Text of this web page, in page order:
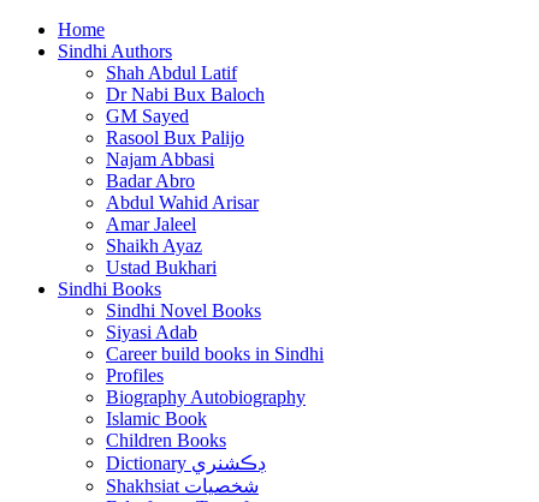
Home
Sindhi Authors
Shah Abdul Latif
Dr Nabi Bux Baloch
GM Sayed
Rasool Bux Palijo
Najam Abbasi
Badar Abro
Abdul Wahid Arisar
Amar Jaleel
Shaikh Ayaz
Ustad Bukhari
Sindhi Books
Sindhi Novel Books
Siyasi Adab
Career build books in Sindhi
Profiles
Biography Autobiography
Islamic Book
Children Books
Dictionary ڊڪشنري
Shakhsiat شخصيات